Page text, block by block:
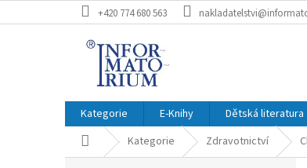
na
+420 774 680 563
Kategorie E-Knihy Dětská literatura
Domů Kategorie Zdravotnictví